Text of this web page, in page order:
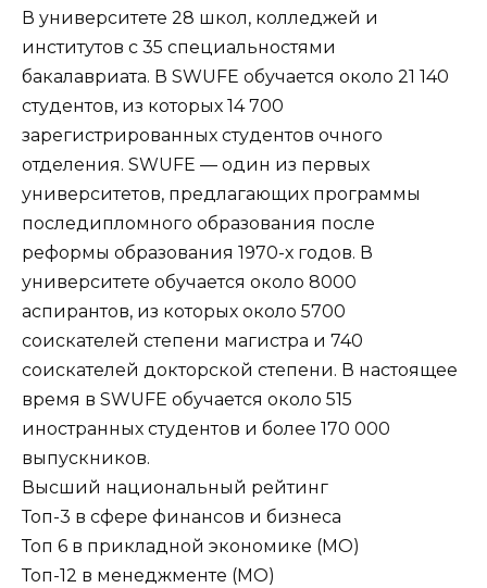
В университете 28 школ, колледжей и
институтов с 35 специальностями
бакалавриата. В SWUFE обучается около 21 140
студентов, из которых 14 700
зарегистрированных студентов очного
отделения. SWUFE — один из первых
университетов, предлагающих программы
последипломного образования после
реформы образования 1970-х годов. В
университете обучается около 8000
аспирантов, из которых около 5700
соискателей степени магистра и 740
соискателей докторской степени. В настоящее
время в SWUFE обучается около 515
иностранных студентов и более 170 000
выпускников.
Высший национальный рейтинг
Топ-3 в сфере финансов и бизнеса
Топ 6 в прикладной экономике (МО)
Топ-12 в менеджменте (МО)